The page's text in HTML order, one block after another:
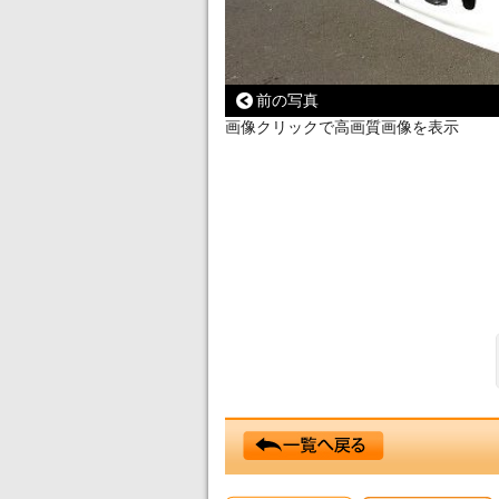
前の写真
画像クリックで高画質画像を表示